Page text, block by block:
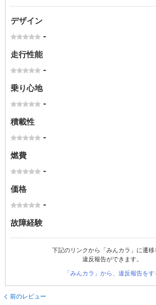
デザイン
-
走行性能
-
乗り心地
-
積載性
-
燃費
-
価格
-
故障経験
下記のリンクから「みんカラ」に遷移
違反報告ができます。
「みんカラ」から、違反報告をす
前のレビュー